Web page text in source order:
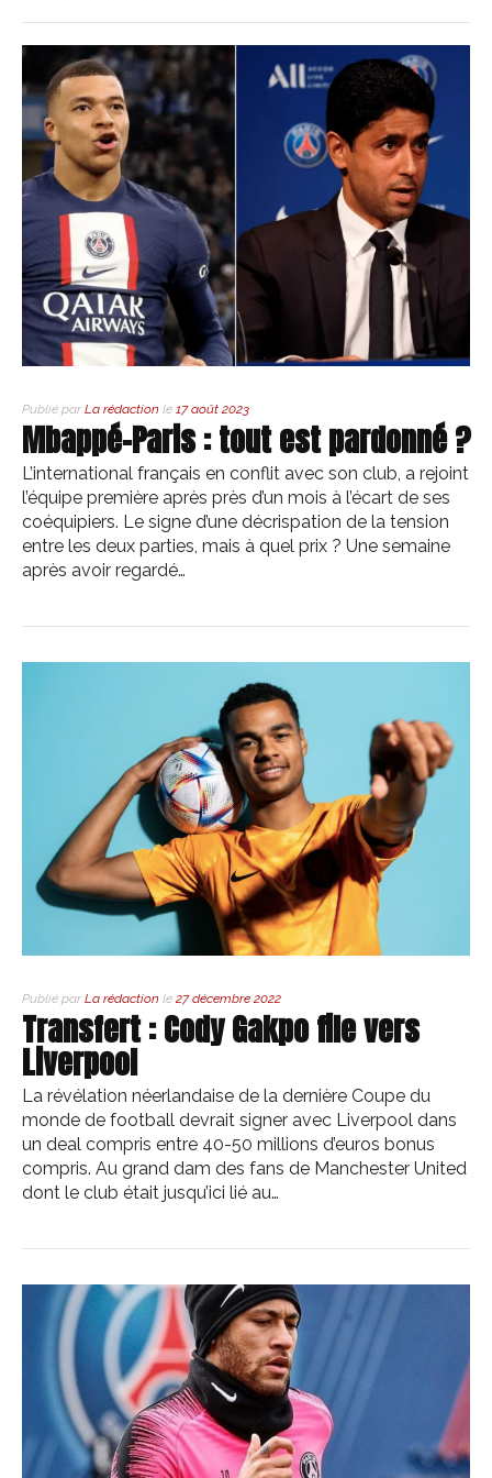
Publié par La rédaction le 17 août 2023
Mbappé-Paris : tout est pardonné ?
L’international français en conflit avec son club, a rejoint
l’équipe première après près d’un mois à l’écart de ses
coéquipiers. Le signe d’une décrispation de la tension
entre les deux parties, mais à quel prix ? Une semaine
après avoir regardé…
Publié par La rédaction le 27 décembre 2022
Transfert : Cody Gakpo file vers
Liverpool
La révélation néerlandaise de la dernière Coupe du
monde de football devrait signer avec Liverpool dans
un deal compris entre 40-50 millions d’euros bonus
compris. Au grand dam des fans de Manchester United
dont le club était jusqu’ici lié au…